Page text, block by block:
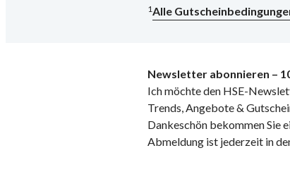
1Alle
Newsletter abonnieren –
Ich möchte den HSE-
Trends, Angebote &
Dankeschön bekommen Sie
Abmeldung ist jederzeit in